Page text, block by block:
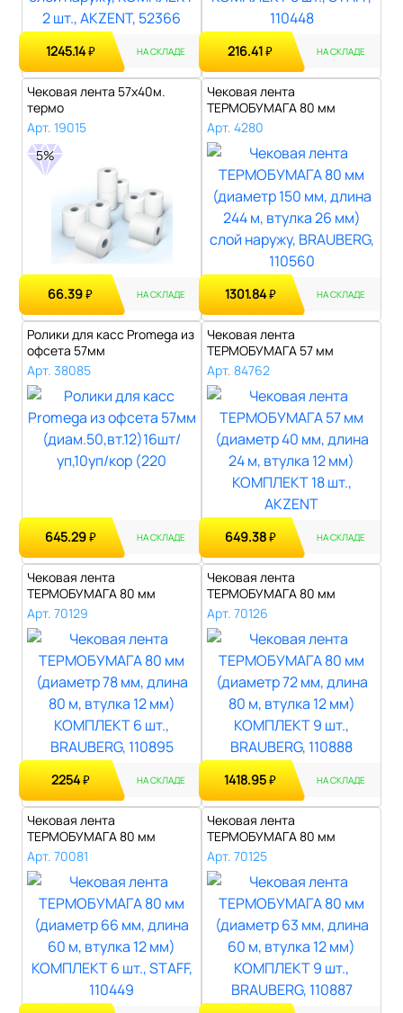
1245.14₽ НА СКЛАДЕ 216.41₽ НА СКЛАДЕ
Чековая лента 57х40м.
термо
Арт. 19015
5%
66.39₽ НА СКЛАДЕ
Чековая лента
ТЕРМОБУМАГА 80 мм
(диаметр 150 мм, длина ..
Арт. 4280
1301.84₽ НА СКЛАДЕ
Ролики для касс Promega из
офсета 57мм
(диам.50,вт.12)1..
Арт. 38085
645.29₽ НА СКЛАДЕ
Чековая лента
ТЕРМОБУМАГА 57 мм
(диаметр 40 мм, длина 2..
Арт. 84762
649.38₽ НА СКЛАДЕ
Чековая лента
ТЕРМОБУМАГА 80 мм
(диаметр 78 мм, длина 8..
Арт. 70129
2254₽ НА СКЛАДЕ
Чековая лента
ТЕРМОБУМАГА 80 мм
(диаметр 72 мм, длина 8..
Арт. 70126
1418.95₽ НА СКЛАДЕ
Чековая лента
ТЕРМОБУМАГА 80 мм
(диаметр 66 мм, длина 6..
Арт. 70081
Чековая лента
ТЕРМОБУМАГА 80 мм
(диаметр 63 мм, длина 6..
Арт. 70125